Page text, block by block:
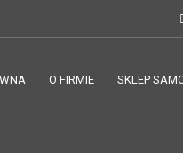
O FIRMIE SKLEP